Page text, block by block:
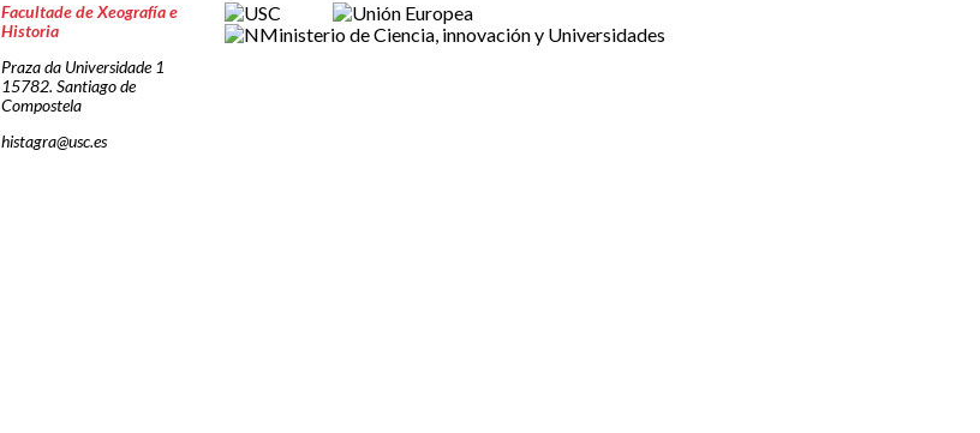
Facultade de Xeografía e
Historia
Praza da Universidade 1
15782. Santiago de
Compostela
histagra@usc.es